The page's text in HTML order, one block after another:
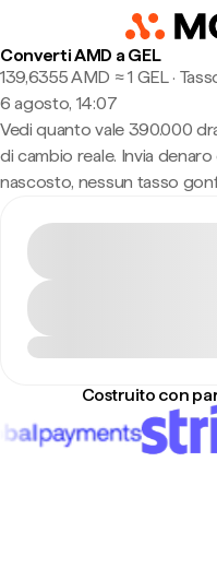
Converti AMD a GEL
139,6355 AMD ≈ 1 GEL ·
6 agosto, 14:07
Vedi quanto vale 390.000
di cambio reale. Invia
nascosto, nessun tasso
Costruito con